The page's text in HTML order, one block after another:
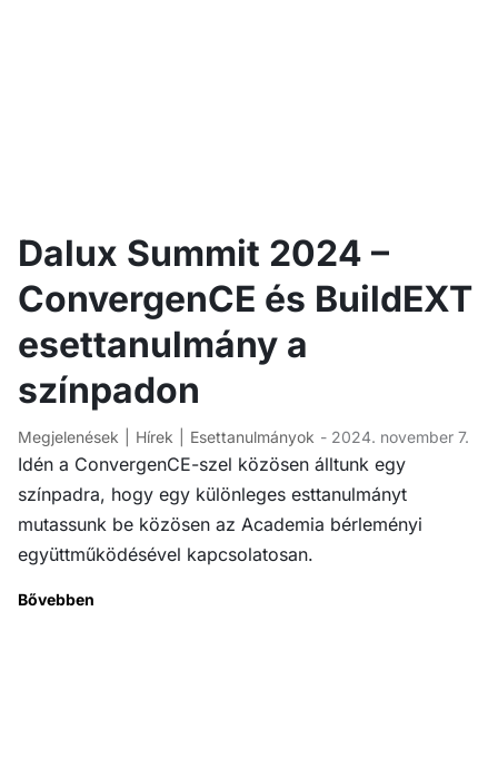
Dalux Summit 2024 –
ConvergenCE és BuildEXT
esettanulmány a
színpadon
Megjelenések Hírek Esettanulmányok - 2024. november 7.
Idén a ConvergenCE-szel közösen álltunk egy
színpadra, hogy egy különleges esttanulmányt
mutassunk be közösen az Academia bérleményi
együttműködésével kapcsolatosan.
Bővebben